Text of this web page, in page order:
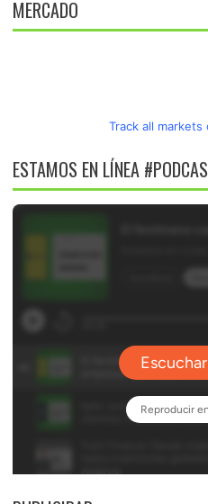
MERCADO
Track all markets
ESTAMOS EN LÍNEA